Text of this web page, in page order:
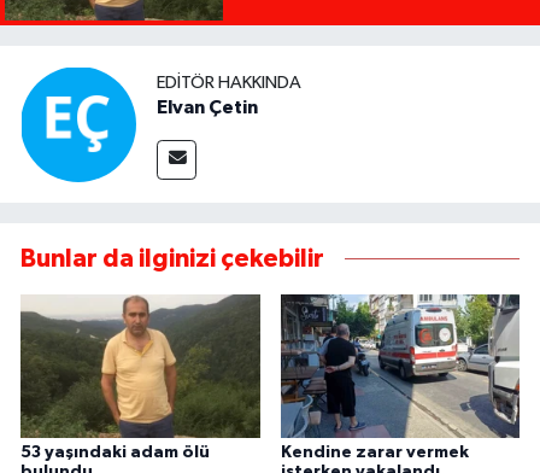
EDITÖR HAKKINDA
Elvan Çetin
Bunlar da ilginizi çekebilir
53 yaşındaki adam ölü
Kendine zarar vermek